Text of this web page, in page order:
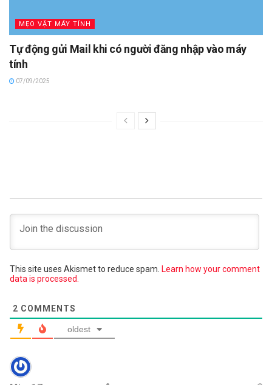
MẸO VẶT MÁY TÍNH
Tự động gửi Mail khi có người đăng nhập vào máy
tính
07/09/2025
This site uses Akismet to reduce spam. Learn how your comment
data is processed.
2 COMMENTS
oldest